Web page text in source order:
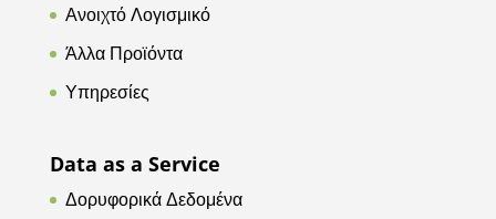
Ανοιχτό Λογισμικό
Άλλα Προϊόντα
Υπηρεσίες
Data as a Service
Δορυφορικά Δεδομένα